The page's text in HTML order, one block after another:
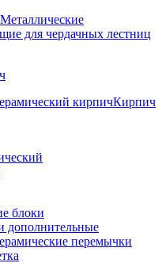
Металлические
для чердачных лестниц
кирпичКирпич
блоки
дополнительные
перемычки